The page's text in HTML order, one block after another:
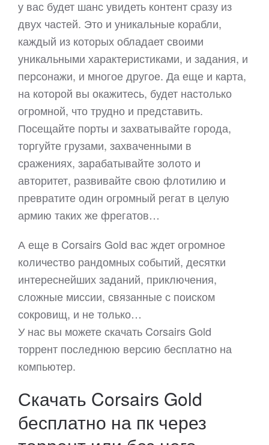
у вас будет шанс увидеть контент сразу из
двух частей. Это и уникальные корабли,
каждый из которых обладает своими
уникальными характеристиками, и задания, и
персонажи, и многое другое. Да еще и карта,
на которой вы окажитесь, будет настолько
огромной, что трудно и представить.
Посещайте порты и захватывайте города,
торгуйте грузами, захваченными в
сражениях, зарабатывайте золото и
авторитет, развивайте свою флотилию и
превратите один огромный регат в целую
армию таких же фрегатов…
А еще в Corsairs Gold вас ждет огромное
количество рандомных событий, десятки
интереснейших заданий, приключения,
сложные миссии, связанные с поиском
сокровищ, и не только…
У нас вы можете скачать Corsairs Gold
торрент последнюю версию бесплатно на
компьютер.
Скачать Corsairs Gold
бесплатно на пк через